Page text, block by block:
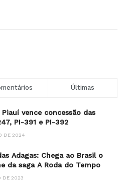
Últimas
Piauí vence concessão das
PI-391 e PI-392
DE 2024
Adagas: Chega ao Brasil o
da saga A Roda do Tempo
DE 2023